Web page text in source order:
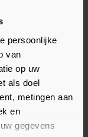
persoonlijke
van
op uw
als doel
metingen aan
en
gegevens